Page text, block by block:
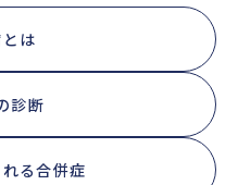
は
診断
る合併症